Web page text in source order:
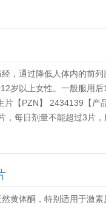
，通过降低人体内的前列
岁以上女性。一般服用
【PZN】 2434139【产
每日剂量不能超过3片，
黄体酮，特别适用于激素